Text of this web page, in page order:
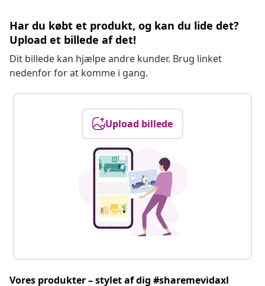
Har du købt et produkt, og kan du lide det?
Upload et billede af det!
Dit billede kan hjælpe andre kunder. Brug linket
nedenfor for at komme i gang.
Upload billede
Vores produkter – stylet af dig #sharemevidaxl